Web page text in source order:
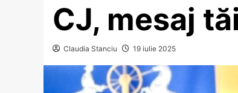
CJ, mesaj
Claudia Stanciu 19 iulie 2025